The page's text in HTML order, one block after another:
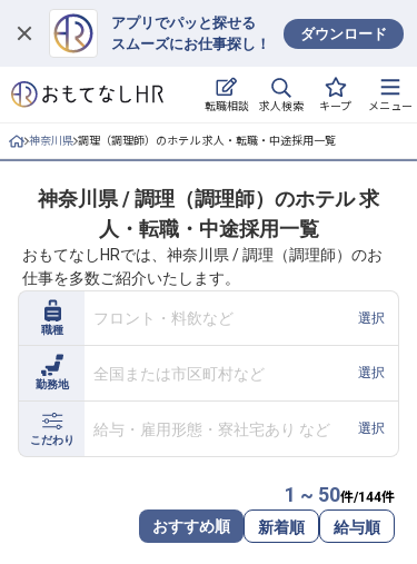
アプリでパッと探せる
スムーズにお仕事探し！
ダウンロード
転職相談 求人検索 キープ メニュー
ログイン
求人・施設を探す
就職・転職 合同説明会
おもてなしHRについて
ご利用の流れ
よくある質問
ホテル・宿泊業界情報コラム
転職サポートに申し込む
神奈川県 調理（調理師）のホテル 求人・転職・中途採用一覧
神奈川県 / 調理（調理師）のホテル 求
人・転職・中途採用一覧
おもてなしHRでは、神奈川県 / 調理（調理師）のお
仕事を多数ご紹介いたします。
職種
フロント・料飲など 選択
勤務地
全国または市区町村など 選択
こだわり
給与・雇用形態・寮社宅あり など 選択
1 ~ 50件/144件
おすすめ順 新着順 給与順